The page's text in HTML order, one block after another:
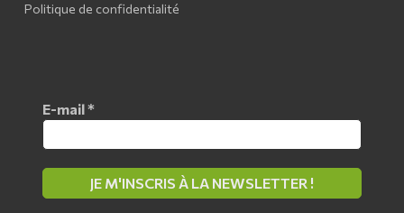
Politique de confidentialité
E-mail*